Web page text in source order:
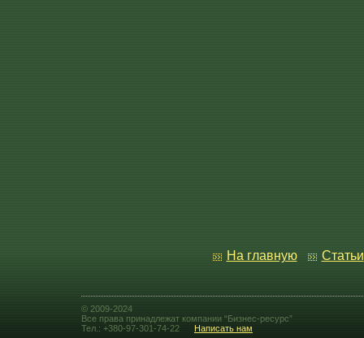
На главную Статьи
© 2009-2024
Все права принадлежат компании “Бизнес-ресурс”
Тел.: +380-97-301-74-22
Написать нам